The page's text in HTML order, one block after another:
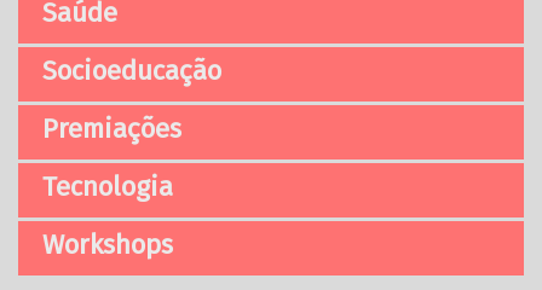
Saúde
Socioeducação
Premiações
Tecnologia
Workshops